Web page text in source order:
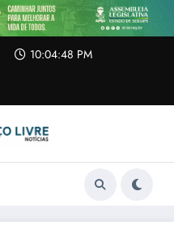
10:04:48 PM